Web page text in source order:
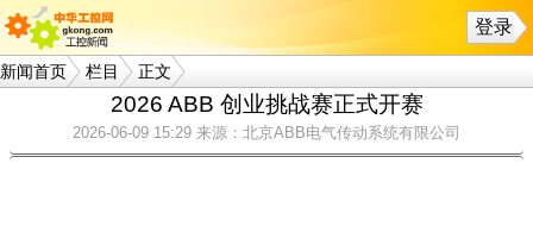
登录
新闻首页 栏目 正文
2026 ABB 创业挑战赛正式开赛
2026-06-09 15:29 来源：北京ABB电气传动系统有限公司